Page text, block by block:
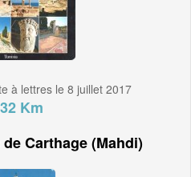
à lettres le 8 juillet 2017
Km
Carthage (Mahdi)